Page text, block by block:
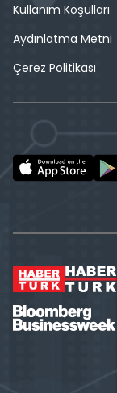
Kullanım Koşulları
Aydınlatma Metni
Çerez Politikası